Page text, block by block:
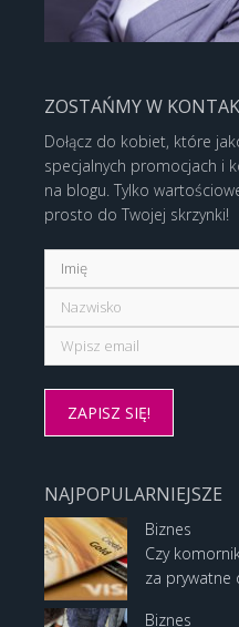
ZOSTAŃMY W
Dołącz do kobiet, które
specjalnych promocjach i
na blogu. Tylko
prosto do Twojej skrzynki!
NAJPOPULARNIEJSZE
Biznes
Czy
za prywatne
Biznes